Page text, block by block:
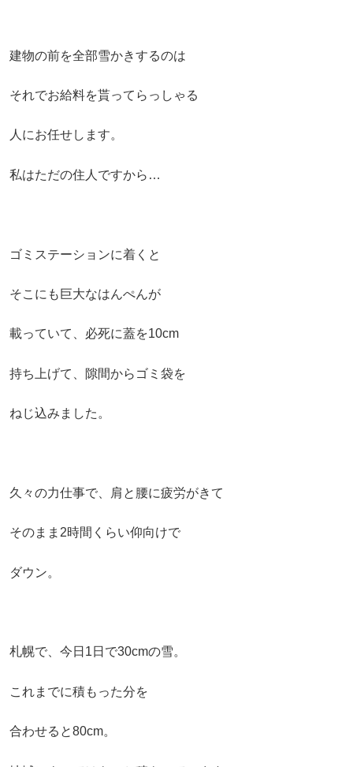
建物の前を全部雪かきするのは
それでお給料を貰ってらっしゃる
人にお任せします。
私はただの住人ですから…
ゴミステーションに着くと
そこにも巨大なはんぺんが
載っていて、必死に蓋を10cm
持ち上げて、隙間からゴミ袋を
ねじ込みました。
久々の力仕事で、肩と腰に疲労がきて
そのまま2時間くらい仰向けで
ダウン。
札幌で、今日1日で30cmの雪。
これまでに積もった分を
合わせると80cm。